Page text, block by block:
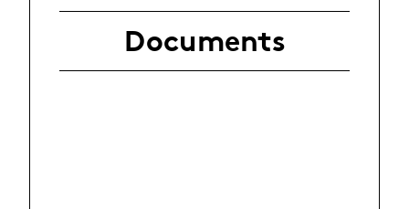
Documents